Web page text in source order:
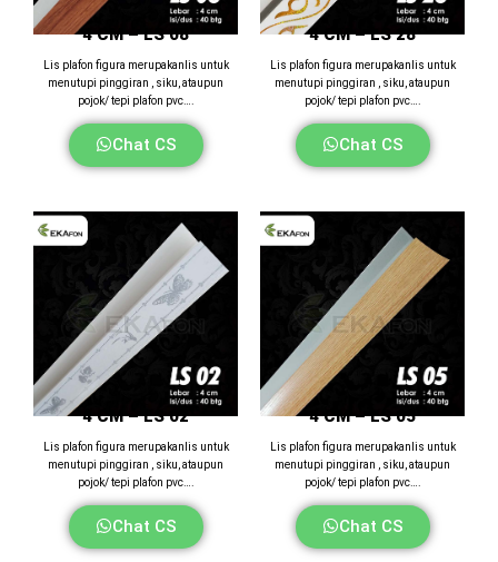
4 CM – LS 08
Lis plafon figura merupakanlis untuk
menutupi pinggiran , siku, ataupun
pojok/ tepi plafon pvc….
Chat CS
4 CM – LS 28
Lis plafon figura merupakanlis untuk
menutupi pinggiran , siku, ataupun
pojok/ tepi plafon pvc….
Chat CS
4 CM – LS 02
Lis plafon figura merupakanlis untuk
menutupi pinggiran , siku, ataupun
pojok/ tepi plafon pvc….
Chat CS
4 CM – LS 05
Lis plafon figura merupakanlis untuk
menutupi pinggiran , siku, ataupun
pojok/ tepi plafon pvc….
Chat CS